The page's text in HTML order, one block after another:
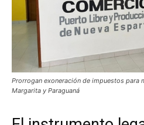
Prorrogan exoneración de impuestos para
Margarita y Paraguaná